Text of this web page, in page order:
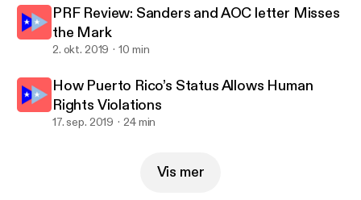
PRF Review: Sanders and AOC letter Misses
the Mark
2. okt. 2019 10 min
How Puerto Rico’s Status Allows Human
Rights Violations
17. sep. 2019 24 min
Vis mer